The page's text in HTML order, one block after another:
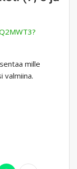
mille
valmiina.